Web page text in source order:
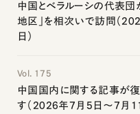
中国とベラルーシの代表
地区」を相次いで訪問（
日）
Vol. 175
中国国内に関する記事が
す（2026年7月5日～7月11